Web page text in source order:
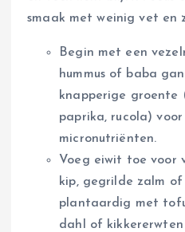
smaak met weinig vet en
Begin met een
hummus of baba
knapperige groente
paprika, rucola) voor
micronutriënten.
Voeg eiwit toe voor
kip, gegrilde zalm
plantaardig met
dahl of kikkererwten